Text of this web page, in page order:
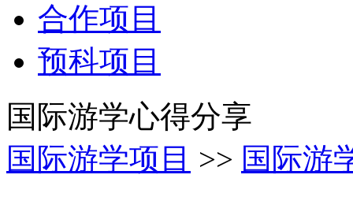
合作项目
预科项目
国际游学心得分享
国际游学项目 >> 国际游